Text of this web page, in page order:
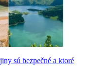
sú bezpečné a ktoré